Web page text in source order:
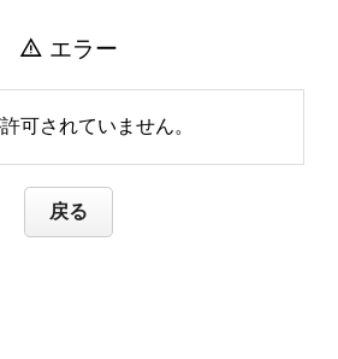
warning エラー
可されていません。